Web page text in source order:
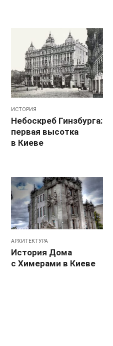
ИСТОРИЯ
Небоскреб Гинзбурга:
первая высотка
в Киеве
АРХИТЕКТУРА
История Дома
с Химерами в Киеве